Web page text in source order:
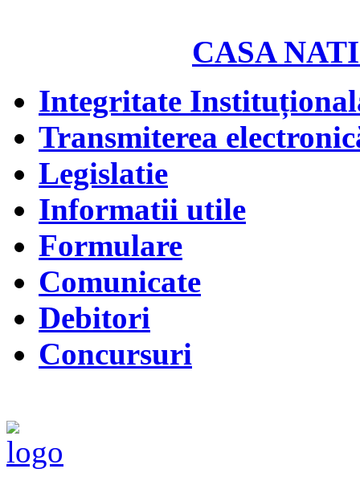
CASA
Integritate
Transmiterea
Legislatie
Informatii utile
Formulare
Comunicate
Debitori
Concursuri